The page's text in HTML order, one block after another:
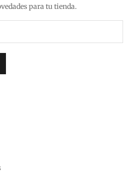
para tu tienda.